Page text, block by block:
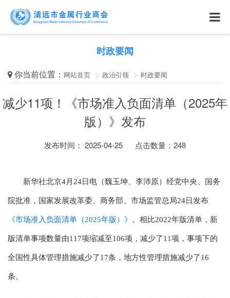
时政要闻
你当前位置： 网站首页 政治引领 时政要闻
减少11项！《市场准入负面清单（2025年
版）》发布
发布时间： 2025-04-25 点击数量： 248
新华社北京4月24日电（魏玉坤、李沛原）经党中央、国务
院批准，国家发展改革委、商务部、市场监管总局24日发布
《市场准入负面清单（2025年版）》 。相比2022年版清单，新
版清单事项数量由117项缩减至106项，减少了11项，事项下的
全国性具体管理措施减少了17条，地方性管理措施减少了16
条。